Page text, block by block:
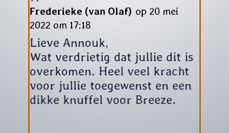
Frederieke (van Olaf) op 20 mei
2022 om 17:18
Lieve Annouk,
Wat verdrietig dat jullie dit is
overkomen. Heel veel kracht
voor jullie toegewenst en een
dikke knuffel voor Breeze.